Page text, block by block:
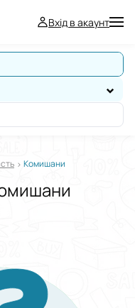
Вхід в акаунт
Комишани